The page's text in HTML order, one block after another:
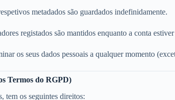
metadados são guardados indefinidamente.
registados são mantidos enquanto a conta
os seus dados pessoais a qualquer momento
Termos do RGPD)
tem os seguintes direitos: